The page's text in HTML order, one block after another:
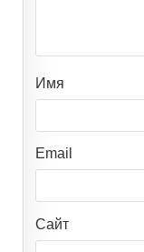
Имя
Email
Сайт